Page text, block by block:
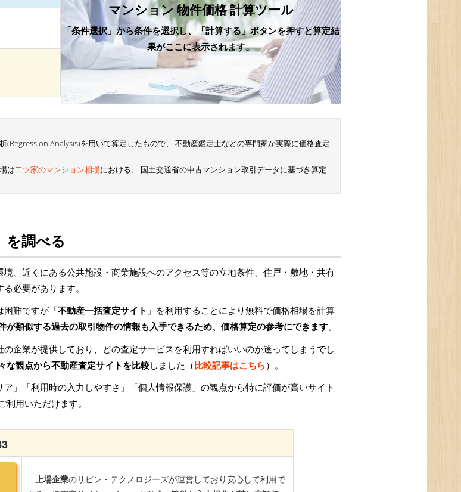
マンション 物件価格 計算ツール
「条件選択」から条件を選択し、「計算する」ボタンを押すと算定結
果がここに表示されます。
Analysis)を用いて算定したもので、 不動産鑑定士などの専門家が実際に価格査定
は二ツ家のマンション相場における、 国土交通省の中古マンション取引データに基づき算定
を調べる
、近くにある公共施設・商業施設へのアクセス等の立地条件、住戸・敷地・共有
必要があります。
困難ですが「不動産一括査定サイト 」を利用することにより無料で価格相場を計算
が類似する過去の取引物件の情報も入手できるため、価格算定の参考にできます。
の企業が提供しており、どの査定サービスを利用すればいいのか迷ってしまうでし
な観点から不動産査定サイトを比較しました（比較記事はこちら）。
」「利用時の入力しやすさ」「個人情報保護」の観点から特に評価が高いサイト
利用いただけます。